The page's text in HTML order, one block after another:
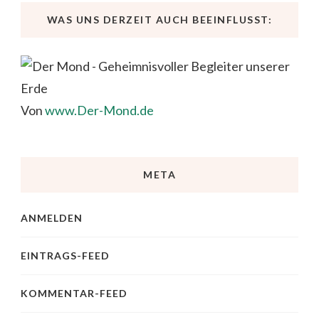
WAS UNS DERZEIT AUCH BEEINFLUSST:
Vonwww.Der-Mond.de
META
ANMELDEN
EINTRAGS-FEED
KOMMENTAR-FEED